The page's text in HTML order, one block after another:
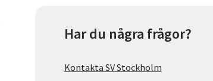
Har du några frågor?
Kontakta SV Stockholm